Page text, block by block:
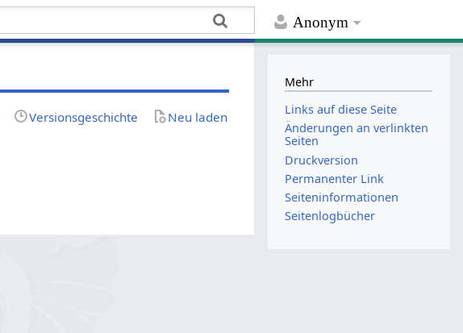
Anonym
Versionsgeschichte Neu laden
Mehr
Links auf diese Seite
Änderungen an verlinkten
Seiten
Druckversion
Permanenter Link
Seiten­­informationen
Seitenlogbücher